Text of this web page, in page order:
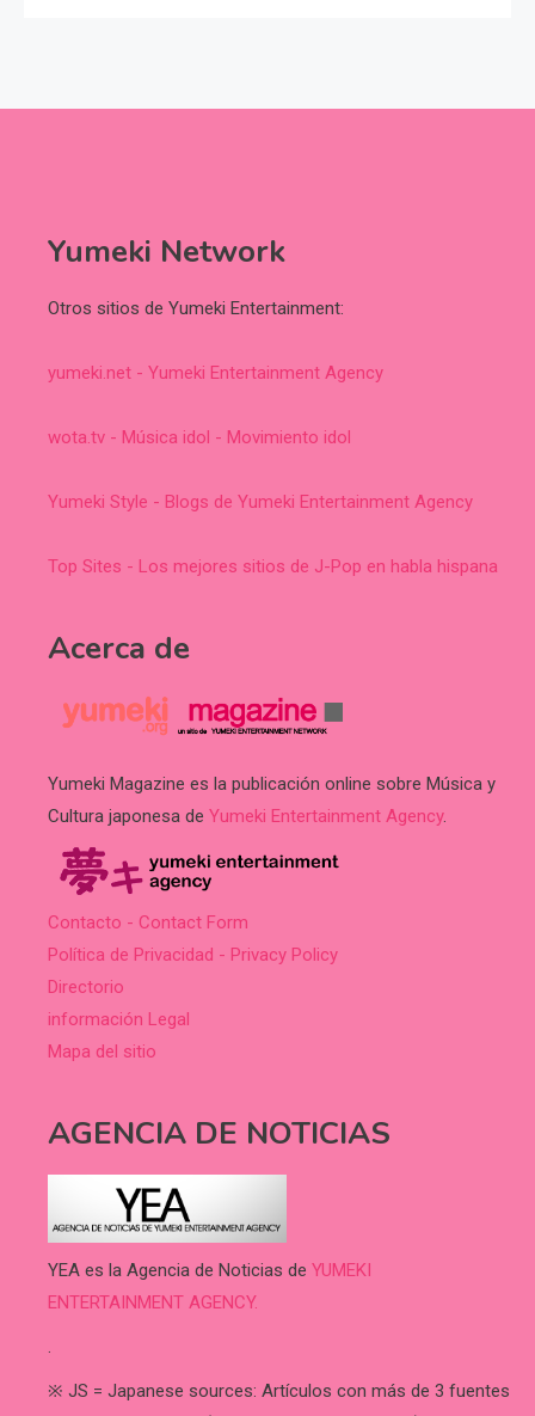
Yumeki Network
Otros sitios de Yumeki Entertainment:
yumeki.net - Yumeki Entertainment Agency
wota.tv - Música idol - Movimiento idol
Yumeki Style - Blogs de Yumeki Entertainment Agency
Top Sites - Los mejores sitios de J-Pop en habla hispana
Acerca de
Yumeki Magazine es la publicación online sobre Música y
Cultura japonesa de Yumeki Entertainment Agency.
Contacto - Contact Form
Política de Privacidad - Privacy Policy
Directorio
información Legal
Mapa del sitio
AGENCIA DE NOTICIAS
YEA es la Agencia de Noticias de YUMEKI
ENTERTAINMENT AGENCY.
.
※ JS = Japanese sources: Artículos con más de 3 fuentes